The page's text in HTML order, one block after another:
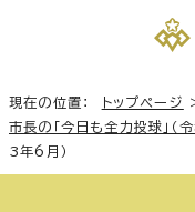
現在の位置： トップページ
市長の「今日も全力投球」（
3年6月）